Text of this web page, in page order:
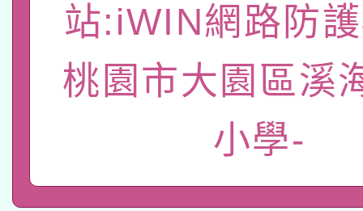
pilot」
有關大陸委員會函釋公
薪期間赴陸應申請許可
轉知經濟部水利署委託
業技術研究院辦理「
用水績優單位及節水達
動」
115年8月22日(星期六
桃園市孔廟祈福系列
開 智慧啟航」
2026年桃園地景藝術
本校115學年度第2次
站:iWIN網路防
桃園市大園區溪
小學-